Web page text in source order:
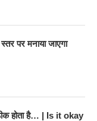
पर मनाया जाएगा
होता है… | Is it okay